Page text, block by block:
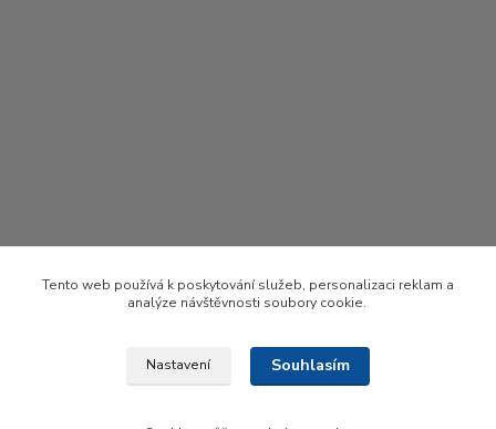
Upravit sběr cookies.
Tento web používá k poskytování služeb, personalizaci reklam a
analýze návštěvnosti soubory cookie.
Nastavení Souhlasím